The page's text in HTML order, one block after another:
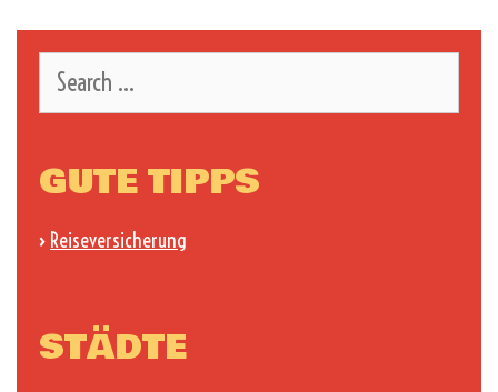
for:
GUTE TIPPS
› Reiseversicherung
STÄDTE